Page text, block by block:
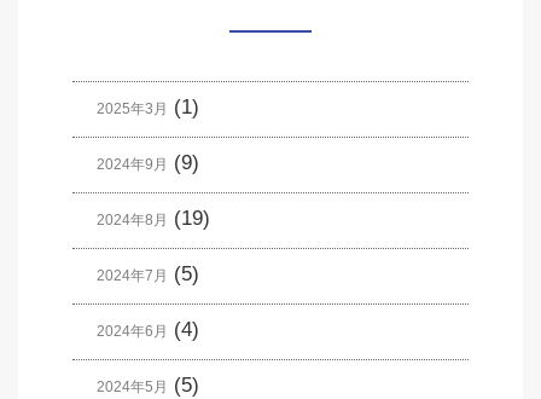
2025年3月 (1)
2024年9月 (9)
2024年8月 (19)
2024年7月 (5)
2024年6月 (4)
2024年5月 (5)